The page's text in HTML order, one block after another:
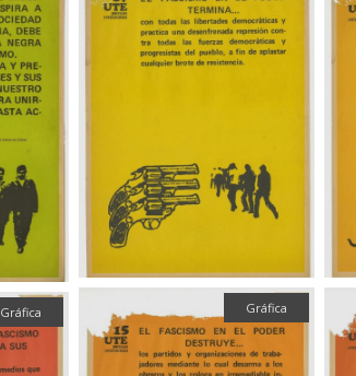
Gráfica
Gráfica